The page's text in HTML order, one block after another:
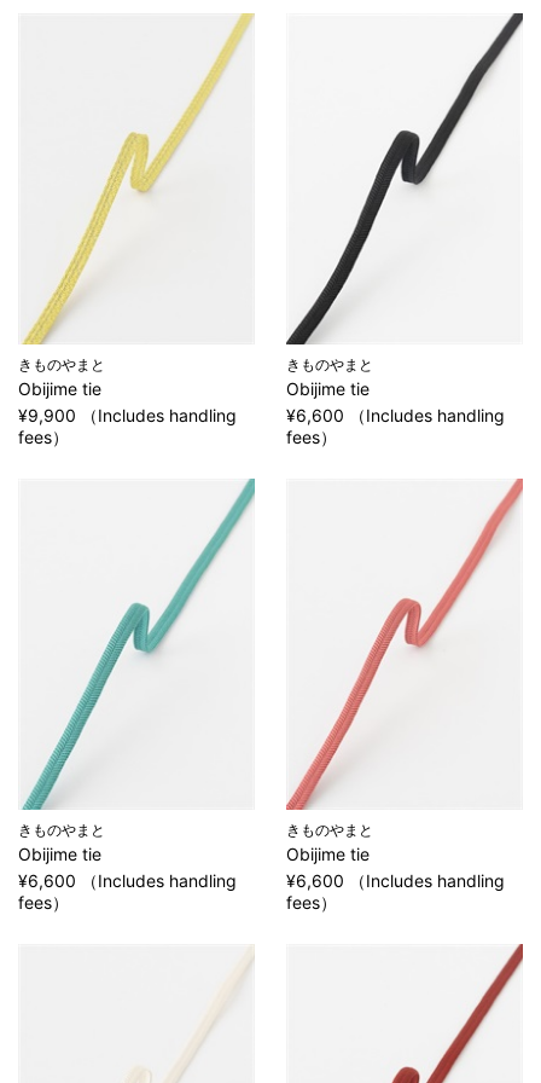
きものやまと
Obijime tie
¥9,900 （Includes handling
fees）
きものやまと
Obijime tie
¥6,600 （Includes handling
fees）
きものやまと
Obijime tie
¥6,600 （Includes handling
fees）
きものやまと
Obijime tie
¥6,600 （Includes handling
fees）